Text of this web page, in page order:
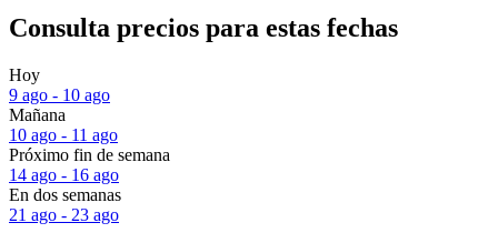
Consulta precios para estas fechas
Hoy
9 ago - 10 ago
Mañana
10 ago - 11 ago
Próximo fin de semana
14 ago - 16 ago
En dos semanas
21 ago - 23 ago